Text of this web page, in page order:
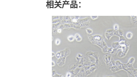
相关产品：